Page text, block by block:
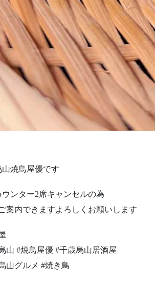
山焼鳥屋優です
ウンター2席キャンセルの為
案内できますよろしくお願いします
山 #焼鳥屋優 #千歳烏山居酒屋
山グルメ #焼き鳥